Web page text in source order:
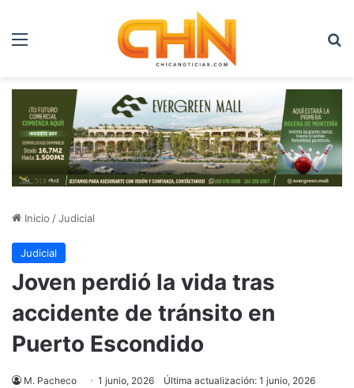
Menú
Inicio /Judicial
Judicial
Joven perdió la vida tras
accidente de tránsito en
Puerto Escondido
M. Pacheco 1 junio, 2026 Última actualización: 1 junio, 2026